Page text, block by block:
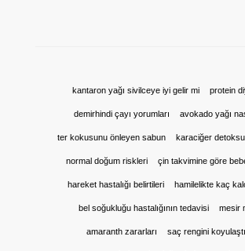
kantaron yağı sivilceye iyi gelir mi protein
demirhindi çayı yorumları avokado yağı
ter kokusunu önleyen sabun karaciğer
normal doğum riskleri çin takvimine göre
hareket hastalığı belirtileri hamilelikte kaç
bel soğukluğu hastalığının tedavisi mesir
amaranth zararları saç rengini